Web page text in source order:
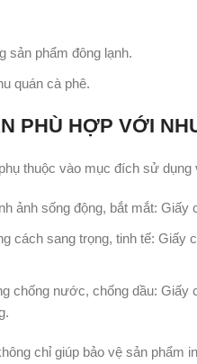
sản phẩm đông lạnh.
quán cà phê.
PHÙ HỢP VỚI
thuộc vào mục đích sử
ảnh sống động, bắt mắt:
cách sang trọng, tinh tế:
chống nước, chống dầu:
chỉ giúp bảo vệ sản